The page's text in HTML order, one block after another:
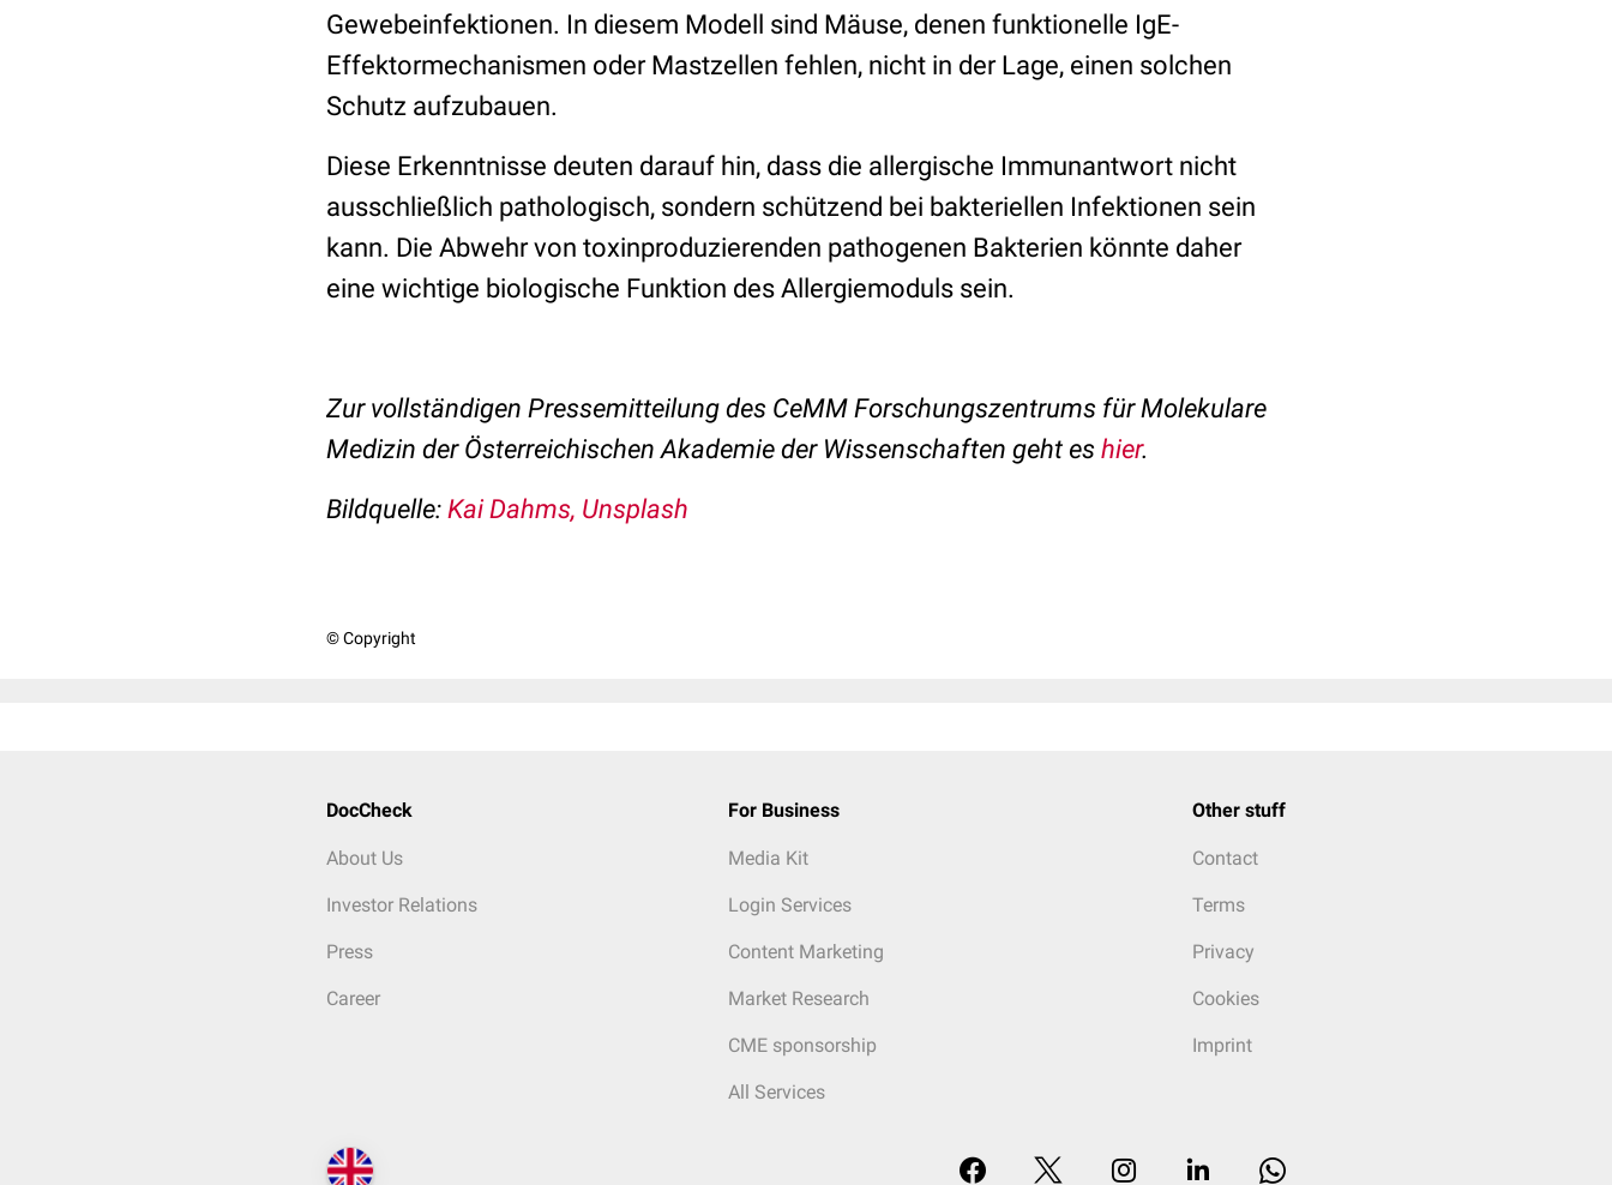
Gewebeinfektionen. In diesem Modell sind Mäuse, denen funktionelle IgE-
Effektormechanismen oder Mastzellen fehlen, nicht in der Lage, einen solchen
Schutz aufzubauen.
Diese Erkenntnisse deuten darauf hin, dass die allergische Immunantwort nicht
ausschließlich pathologisch, sondern schützend bei bakteriellen Infektionen sein
kann. Die Abwehr von toxinproduzierenden pathogenen Bakterien könnte daher
eine wichtige biologische Funktion des Allergiemoduls sein.
Zur vollständigen Pressemitteilung des CeMM Forschungszentrums für Molekulare
Medizin der Österreichischen Akademie der Wissenschaften geht es hier.
Bildquelle: Kai Dahms, Unsplash
© Copyright
DocCheck
About Us
Investor Relations
Press
Career
For Business
Media Kit
Login Services
Content Marketing
Market Research
CME sponsorship
All Services
Other stuff
Contact
Terms
Privacy
Cookies
Imprint